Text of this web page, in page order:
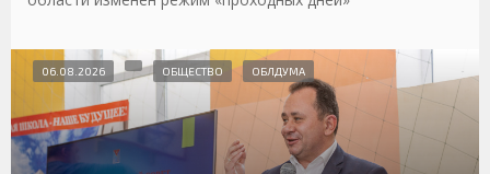
06.08.2026 ОБЩЕСТВО ОБЛДУМА